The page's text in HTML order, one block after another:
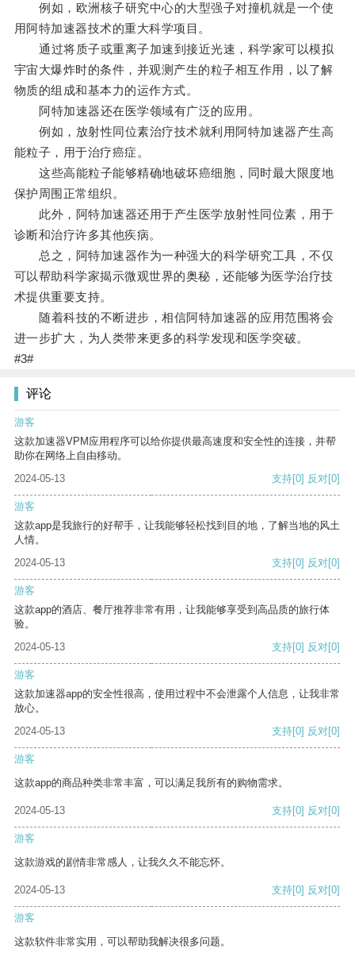
例如，欧洲核子研究中心的大型强子对撞机就是一个使
用阿特加速器技术的重大科学项目。
通过将质子或重离子加速到接近光速，科学家可以模拟
宇宙大爆炸时的条件，并观测产生的粒子相互作用，以了解
物质的组成和基本力的运作方式。
阿特加速器还在医学领域有广泛的应用。
例如，放射性同位素治疗技术就利用阿特加速器产生高
能粒子，用于治疗癌症。
这些高能粒子能够精确地破坏癌细胞，同时最大限度地
保护周围正常组织。
此外，阿特加速器还用于产生医学放射性同位素，用于
诊断和治疗许多其他疾病。
总之，阿特加速器作为一种强大的科学研究工具，不仅
可以帮助科学家揭示微观世界的奥秘，还能够为医学治疗技
术提供重要支持。
随着科技的不断进步，相信阿特加速器的应用范围将会
进一步扩大，为人类带来更多的科学发现和医学突破。
#3#
评论
游客
这款加速器VPM应用程序可以给你提供最高速度和安全性的连接，并帮
助你在网络上自由移动。
2024-05-13
支持[0] 反对[0]
游客
这款app是我旅行的好帮手，让我能够轻松找到目的地，了解当地的风土
人情。
2024-05-13
支持[0] 反对[0]
游客
这款app的酒店、餐厅推荐非常有用，让我能够享受到高品质的旅行体
验。
2024-05-13
支持[0] 反对[0]
游客
这款加速器app的安全性很高，使用过程中不会泄露个人信息，让我非常
放心。
2024-05-13
支持[0] 反对[0]
游客
这款app的商品种类非常丰富，可以满足我所有的购物需求。
2024-05-13 支持[0] 反对[0]
游客
这款游戏的剧情非常感人，让我久久不能忘怀。
2024-05-13 支持[0] 反对[0]
游客
这款软件非常实用，可以帮助我解决很多问题。